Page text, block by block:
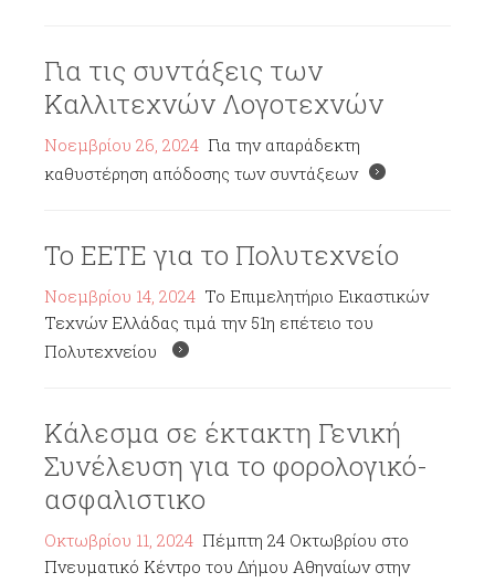
Για τις συντάξεις των
Καλλιτεχνών Λογοτεχνών
Νοεμβρίου 26, 2024 Για την απαράδεκτη
καθυστέρηση απόδοσης των συντάξεων
Το ΕΕΤΕ για το Πολυτεχνείο
Νοεμβρίου 14, 2024 Το Επιμελητήριο Εικαστικών
Τεχνών Ελλάδας τιμά την 51η επέτειο του
Πολυτεχνείου
Κάλεσμα σε έκτακτη Γενική
Συνέλευση για το φορολογικό-
ασφαλιστικο
Οκτωβρίου 11, 2024 Πέμπτη 24 Οκτωβρίου στο
Πνευματικό Κέντρο του Δήμου Αθηναίων στην